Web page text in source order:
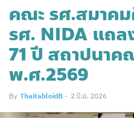
คณะ รศ.สมาค
รศ. NIDA แถล
71 ปี สถาปนาค
พ.ศ.2569
By ThaitabloidB - 2 มิ.ย. 2026